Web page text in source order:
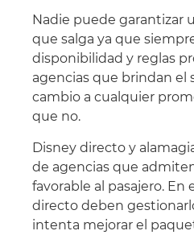
Nadie puede garantizar
que salga ya que
disponibilidad y reglas
agencias que brindan el
cambio a cualquier
que no.
Disney directo y
de agencias que
favorable al pasajero. En
directo deben
intenta mejorar el